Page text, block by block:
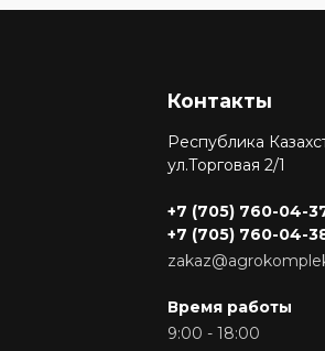
Контакты
Республика
ул.Торговая 2/1
+7 (705) 760-04-
+7 (705) 760-04-
Время работы
9:00 - 18:00